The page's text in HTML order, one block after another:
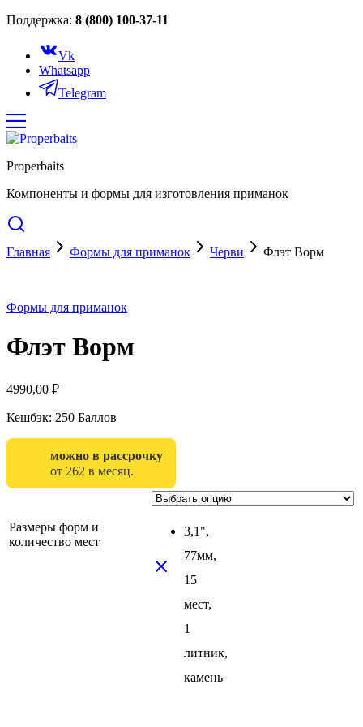
Поддержка: 8 (800) 100-37-11
Vk
Whatsapp
Telegram
Properbaits
Компоненты и формы для изготовления приманок
Главная Формы для приманок Черви Флэт Ворм
Формы для приманок
Флэт Ворм
4990,00 ₽
Кешбэк: 250 Баллов
можно в рассрочку
от 262 в месяц.
Размеры форм и
количество мест
3,1",
77мм,
15
мест,
1
литник,
камень